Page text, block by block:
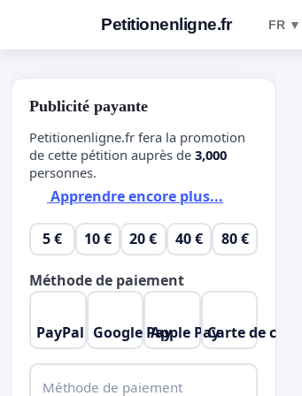
Petitionenligne.fr FR ▼
Publicité payante
Petitionenligne.fr fera la promotion
de cette pétition auprès de 3,000
personnes.
Apprendre encore plus...
5 € 10 € 20 € 40 € 80 €
Méthode de paiement
PayPal Google PayApple PayCarte de crédit
Méthode de paiement